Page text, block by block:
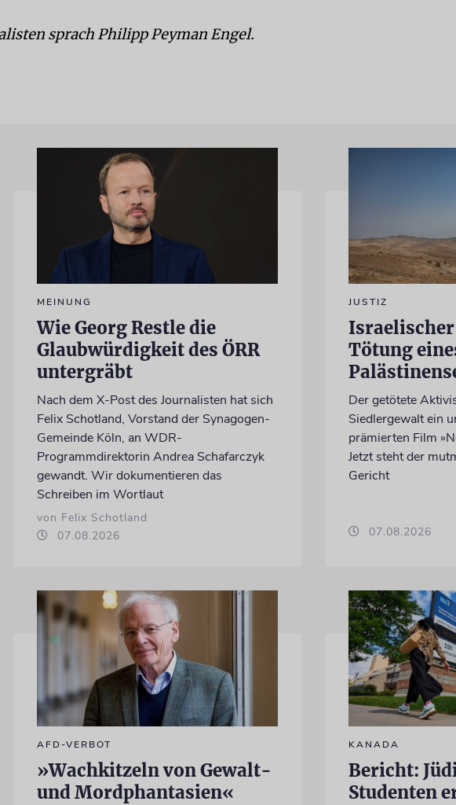
sprach Philipp Peyman Engel.
MEINUNG
Wie Georg Restle die
Glaubwürdigkeit des ÖRR
untergräbt
Nach dem X-Post des Journalisten hat sich
Felix Schotland, Vorstand der Synagogen-
Gemeinde Köln, an WDR-
Programmdirektorin Andrea Schafarczyk
gewandt. Wir dokumentieren das
Schreiben im Wortlaut
von Felix Schotland
07.08.2026
JUSTIZ
Israelischer
Tötung
Der getötete
Siedlergewalt ein
prämierten Film
Jetzt steht der
Gericht
07.08.2026
AFD-VERBOT
»Wachkitzeln von Gewalt-
und Mordphantasien«
KANADA
Bericht:
Studenten